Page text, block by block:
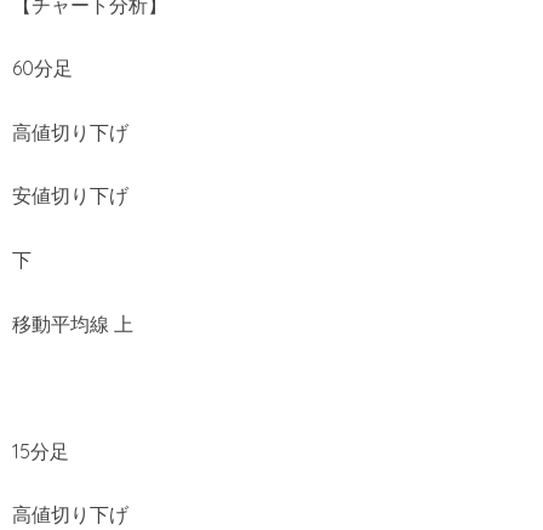
60分足
高値切り下げ
安値切り下げ
下
移動平均線 上
15分足
高値切り下げ